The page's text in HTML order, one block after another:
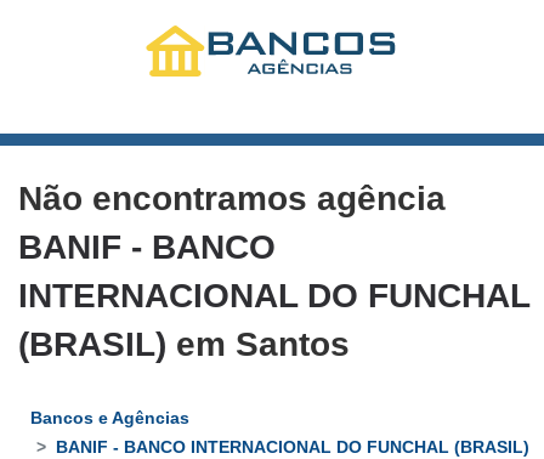
Não encontramos agência
BANIF - BANCO
INTERNACIONAL DO FUNCHAL
(BRASIL) em Santos
Bancos e Agências
BANIF - BANCO INTERNACIONAL DO FUNCHAL (BRASIL)